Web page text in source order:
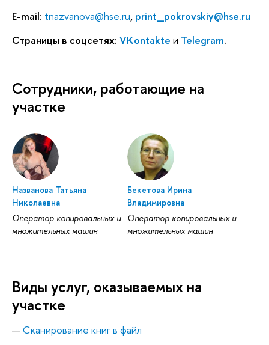
Е-mail: tnazvanova@hse.ru, print_pokrovskiy@hse.ru
Страницы в соцсетях: VKontakte и Telegram.
Сотрудники, работающие на
участке
Названова Татьяна
Николаевна
Оператор копировальных и
множительных машин
Бекетова Ирина
Владимировна
Оператор копировальных и
множительных машин
Виды услуг, оказываемых на
участке
Сканирование книг в файл